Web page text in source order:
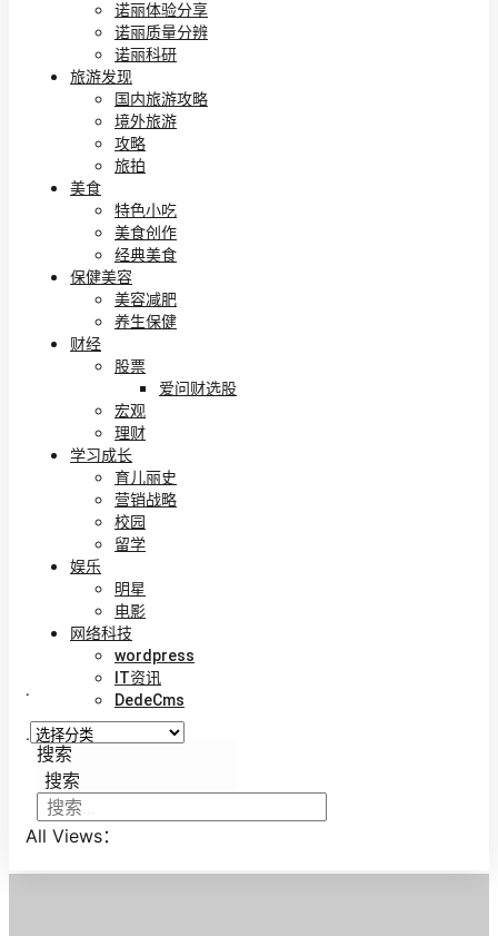
诺丽体验分享
诺丽质量分辨
诺丽科研
旅游发现
国内旅游攻略
境外旅游
攻略
旅拍
美食
特色小吃
美食创作
经典美食
保健美容
美容减肥
养生保健
财经
股票
爱问财选股
宏观
理财
学习成长
育儿丽史
营销战略
校园
留学
娱乐
明星
电影
网络科技
wordpress
IT资讯
DedeCms
.
.
搜索
搜索
All Views：